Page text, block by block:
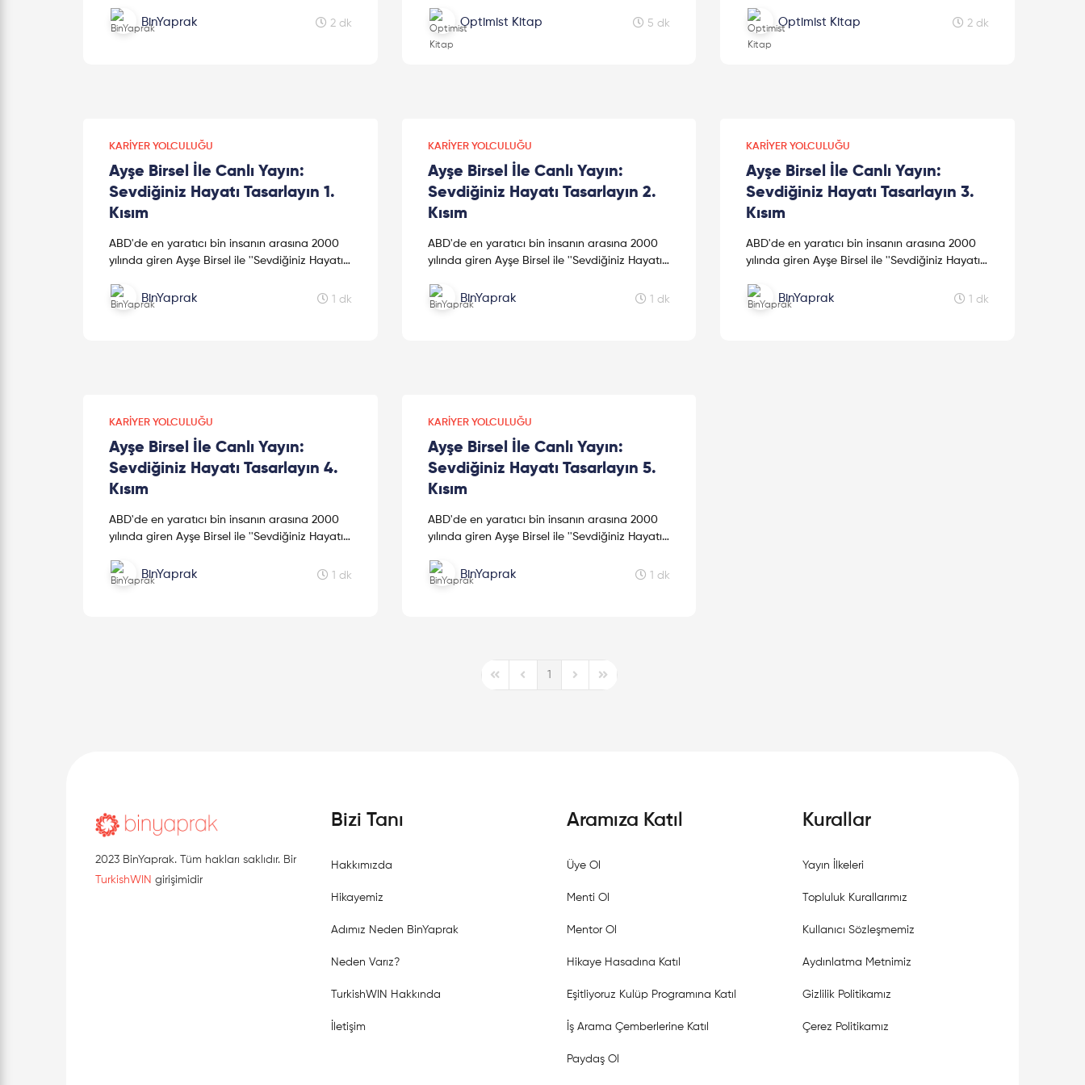
BinYaprak 2 dk
Ileana Stigliani'nin 2020 Ekim ayında yazdığı
Yeni Teknolojilerin Değerlendirilmesi yazısını
sakın kaçırmayın.Keyifli okumalar!
Optimist Kitap 5 dk
yaptığı LSE Business Review yazısını sizlere
getirdik. İlham olması dileğiyle keyifli okumalar!
Optimist Kitap 2 dk
KARIYER YOLCULUĞU
Ayşe Birsel İle Canlı Yayın:
Sevdiğiniz Hayatı Tasarlayın 1.
Kısım
ABD'de en yaratıcı bin insanın arasına 2000
yılında giren Ayşe Birsel ile ''Sevdiğiniz Hayatı
tasarlayacağınız, doğ...
BinYaprak 1 dk
KARIYER YOLCULUĞU
Ayşe Birsel İle Canlı Yayın:
Sevdiğiniz Hayatı Tasarlayın 2.
Kısım
ABD'de en yaratıcı bin insanın arasına 2000
yılında giren Ayşe Birsel ile ''Sevdiğiniz Hayatı
tasarlayacağınız, doğ...
BinYaprak 1 dk
KARIYER YOLCULUĞU
Ayşe Birsel İle Canlı Yayın:
Sevdiğiniz Hayatı Tasarlayın 3.
Kısım
ABD'de en yaratıcı bin insanın arasına 2000
yılında giren Ayşe Birsel ile ''Sevdiğiniz Hayatı
tasarlayacağınız, doğ...
BinYaprak 1 dk
KARIYER YOLCULUĞU
Ayşe Birsel İle Canlı Yayın:
Sevdiğiniz Hayatı Tasarlayın 4.
Kısım
ABD'de en yaratıcı bin insanın arasına 2000
yılında giren Ayşe Birsel ile ''Sevdiğiniz Hayatı
tasarlayacağınız, doğ...
BinYaprak 1 dk
KARIYER YOLCULUĞU
Ayşe Birsel İle Canlı Yayın:
Sevdiğiniz Hayatı Tasarlayın 5.
Kısım
ABD'de en yaratıcı bin insanın arasına 2000
yılında giren Ayşe Birsel ile ''Sevdiğiniz Hayatı
tasarlayacağınız, doğ...
BinYaprak 1 dk
First PagePrevious Page
1
Next PageLast Page
2023 BinYaprak. Tüm hakları saklıdır. Bir
TurkishWIN girişimidir
Bizi Tanı
Hakkımızda
Hikayemiz
Adımız Neden BinYaprak
Neden Varız?
TurkishWIN Hakkında
İletişim
Aramıza Katıl
Üye Ol
Menti Ol
Mentor Ol
Hikaye Hasadına Katıl
Eşitliyoruz Kulüp Programına Katıl
İş Arama Çemberlerine Katıl
Paydaş Ol
Kurallar
Yayın İlkeleri
Topluluk Kurallarımız
Kullanıcı Sözleşmemiz
Aydınlatma Metnimiz
Gizlilik Politikamız
Çerez Politikamız